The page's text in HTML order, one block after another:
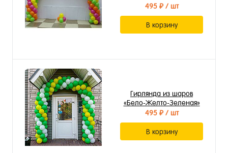
Зеленый-Оранжевый»
495 ₽/ шт
В корзину
Гирлянда из шаров
«Бело-Желто-Зеленая»
495 ₽/ шт
В корзину